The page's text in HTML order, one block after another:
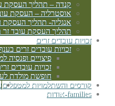
קנדה – תהליך העסקת
אוסטרליה – העסקת
אנגליה- תהליך העסקת
תהליך העסקת עובד זר
זכויות עובדים זרים
זכויות עובדים זרים
פיצויים ופנסיה
זכויות עובדים
חופשת מולדת
קורסים והשתלמויות למטפלים
families-אודות